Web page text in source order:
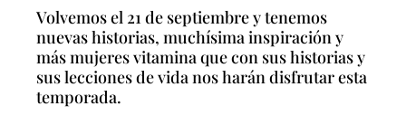
Volvemos el 21 de septiembre y tenemos
nuevas historias, muchísima inspiración y
más mujeres vitamina que con sus historias y
sus lecciones de vida nos harán disfrutar esta
temporada.